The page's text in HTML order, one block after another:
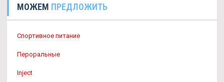
МОЖЕМ ПРЕДЛОЖИТЬ
Спортивное питание
Пероральные
Inject